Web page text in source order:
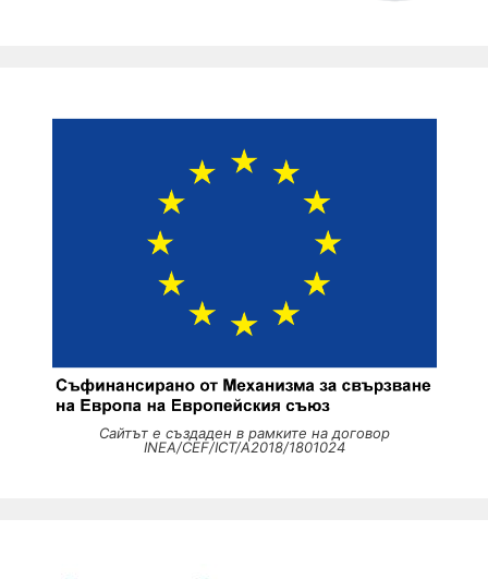
Сайтът е създаден в рамките на договор
INEA/CEF/ICT/A2018/1801024